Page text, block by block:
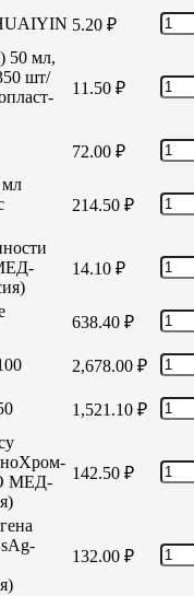
5.20 ₽
50 мл,
шт/
11.50 ₽
72.00 ₽
мл
214.50 ₽
14.10 ₽
638.40 ₽
2,678.00 ₽
1,521.10 ₽
МЕД-
142.50 ₽
132.00 ₽